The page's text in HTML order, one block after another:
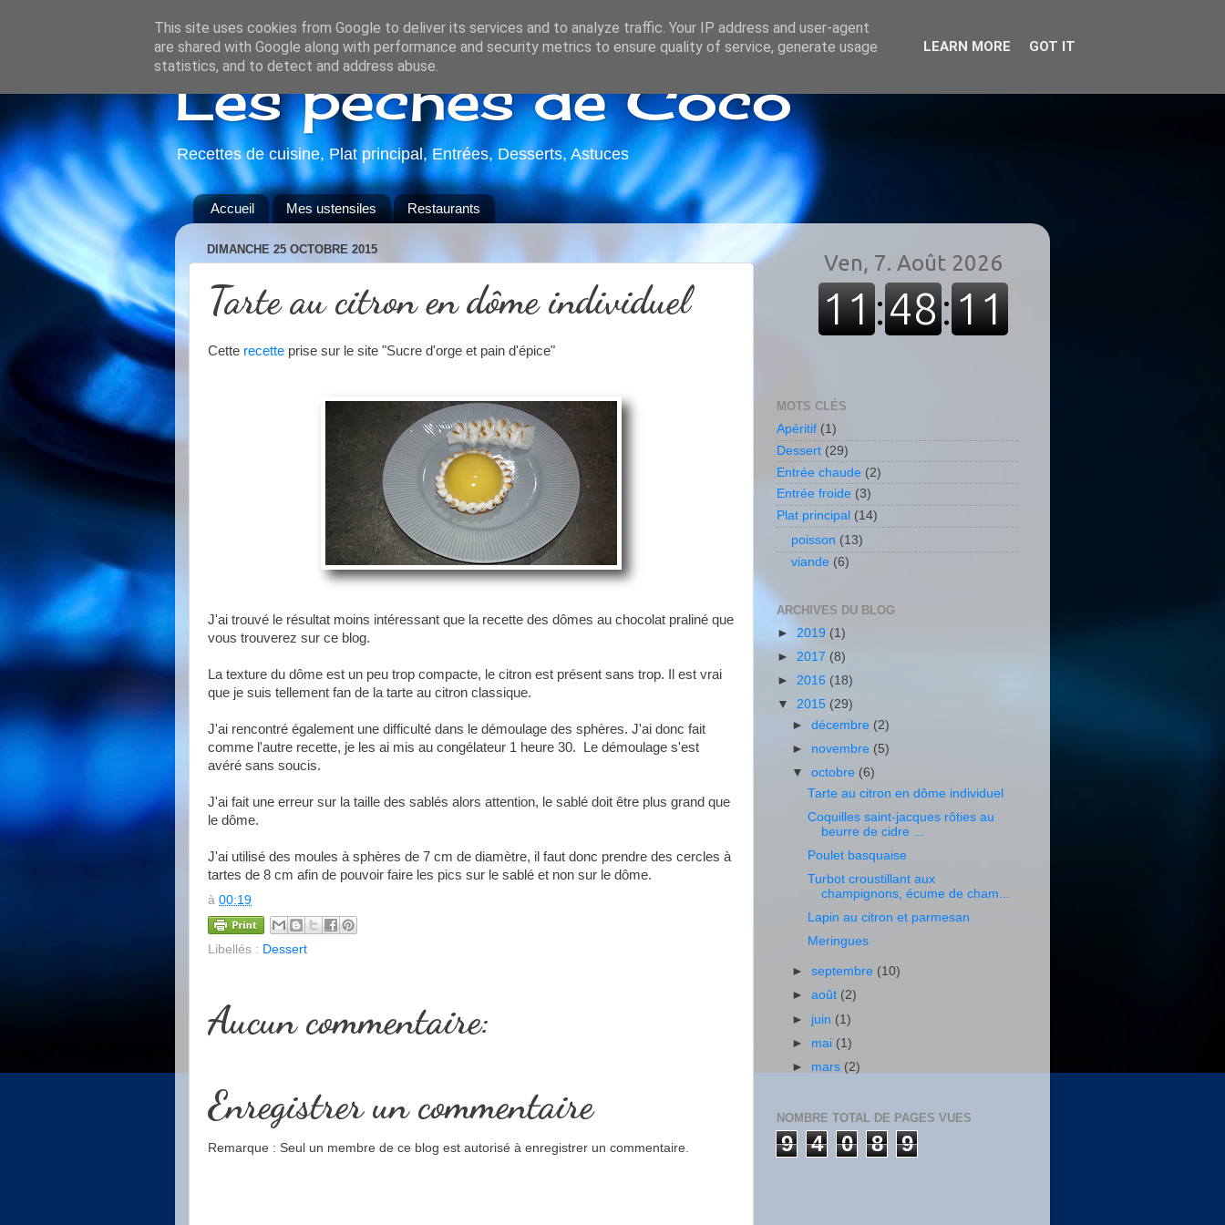
Les péchés de Coco
Recettes de cuisine, Plat principal, Entrées, Desserts, Astuces
Accueil Mes ustensiles Restaurants
DIMANCHE 25 OCTOBRE 2015
Tarte au citron en dôme individuel
Cette recette prise sur le site "Sucre d'orge et pain d'épice"
J'ai trouvé le résultat moins intéressant que la recette des dômes au chocolat praliné que
vous trouverez sur ce blog.
La texture du dôme est un peu trop compacte, le citron est présent sans trop. Il est vrai
que je suis tellement fan de la tarte au citron classique.
J'ai rencontré également une difficulté dans le démoulage des sphères. J'ai donc fait
comme l'autre recette, je les ai mis au congélateur 1 heure 30. Le démoulage s'est
avéré sans soucis.
J'ai fait une erreur sur la taille des sablés alors attention, le sablé doit être plus grand que
le dôme.
J'ai utilisé des moules à sphères de 7 cm de diamètre, il faut donc prendre des cercles à
tartes de 8 cm afin de pouvoir faire les pics sur le sablé et non sur le dôme.
à 00:19
Libellés : Dessert
Aucun commentaire:
Enregistrer un commentaire
Remarque : Seul un membre de ce blog est autorisé à enregistrer un commentaire.
MOTS CLÉS
Apéritif (1)
Dessert (29)
Entrée chaude (2)
Entrée froide (3)
Plat principal (14)
poisson (13)
viande (6)
ARCHIVES DU BLOG
► 2019 (1)
► 2017 (8)
► 2016 (18)
▼ 2015 (29)
►décembre (2)
► novembre (5)
▼octobre (6)
Tarte au citron en dôme individuel
Coquilles saint-jacques rôties au
beurre de cidre ...
Poulet basquaise
Turbot croustillant aux
champignons, écume de cham...
Lapin au citron et parmesan
Meringues
►septembre (10)
►août (2)
► juin (1)
► mai (1)
► mars (2)
NOMBRE TOTAL DE PAGES VUES
9 4 0 8 9
This site uses cookies from Google to deliver its services and to analyze traffic. Your IP address and user-agent
are shared with Google along with performance and security metrics to ensure quality of service, generate usage
statistics, and to detect and address abuse.
LEARN MORE GOT IT